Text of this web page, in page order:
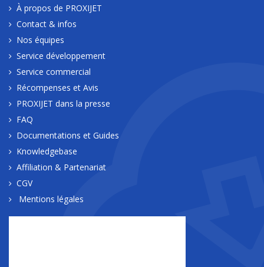
À propos de PROXIJET
Contact & infos
Nos équipes
Service développement
Service commercial
Récompenses et Avis
PROXIJET dans la presse
FAQ
Documentations et Guides
Knowledgebase
Affiliation & Partenariat
CGV
Mentions légales